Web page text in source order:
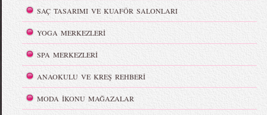
SAÇ TASARIMI VE KUAFÖR SALONLARI
YOGA MERKEZLERİ
SPA MERKEZLERİ
ANAOKULU VE KREŞ REHBERİ
MODA İKONU MAĞAZALAR